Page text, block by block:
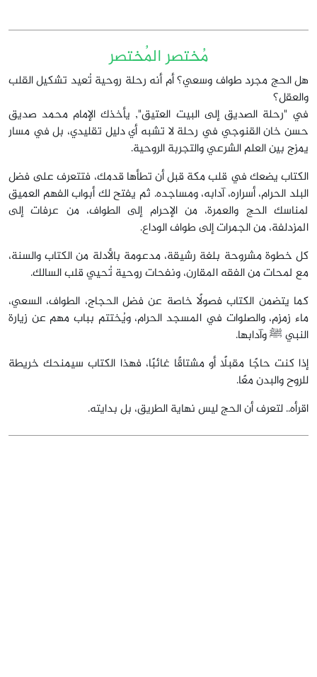
مُختصر المُختصر
هل الحج مجرد طواف وسعي؟ أم أنه رحلة روحية تُعيد تشكيل القلب
والعقل؟
في "رحلة الصديق إلى البيت العتيق", يأخذك الإمام محمد صديق
حسن خان القنوجي في رحلة لا تشبه أي دليل تقليدي، بل في مسار
يمزج بين العلم الشرعي والتجربة الروحية.
الكتاب يضعك في قلب مكة قبل أن تطأها قدمك، فتتعرف على فضل
البلد الحرام، أسراره، آدابه، ومساجده. ثم يفتح لك أبواب الفهم العميق
لمناسك الحج والعمرة، من الإحرام إلى الطواف، من عرفات إلى
المزدلفة، من الجمرات إلى طواف الوداع.
كل خطوة مشروحة بلغة رشيقة، مدعومة بالأدلة من الكتاب والسنة،
مع لمحات من الفقه المقارن، ونفحات روحية تُحيي قلب السالك.
كما يتضمن الكتاب فصولًا خاصة عن فضل الحجاج، الطواف، السعي،
ماء زمزم، والصلوات في المسجد الحرام، ويُختتم بباب مهم عن زيارة
النبي ﷺ وآدابها.
إذا كنت حاجًا مقبلًا أو مشتاقًا غائبًا، فهذا الكتاب سيمنحك خريطة
للروح والبدن معًا.
اقرأه.. لتعرف أن الحج ليس نهاية الطريق، بل بدايته.